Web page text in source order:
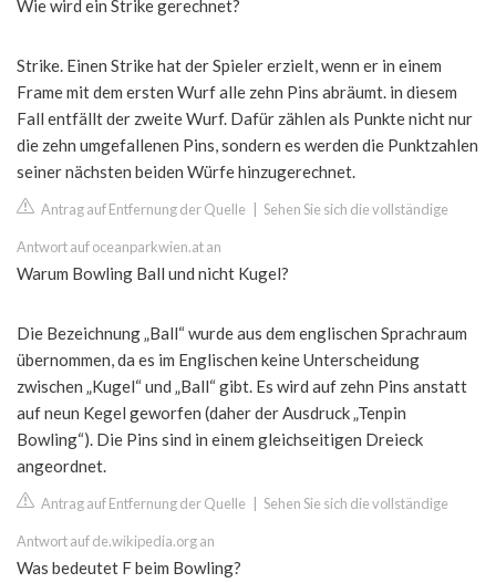
Wie wird ein Strike gerechnet?
Strike. Einen Strike hat der Spieler erzielt, wenn er in einem
Frame mit dem ersten Wurf alle zehn Pins abräumt. in diesem
Fall entfällt der zweite Wurf. Dafür zählen als Punkte nicht nur
die zehn umgefallenen Pins, sondern es werden die Punktzahlen
seiner nächsten beiden Würfe hinzugerechnet.
Antrag auf Entfernung der Quelle Sehen Sie sich die vollständige
Antwort auf oceanparkwien.at an
Warum Bowling Ball und nicht Kugel?
Die Bezeichnung „Ball“ wurde aus dem englischen Sprachraum
übernommen, da es im Englischen keine Unterscheidung
zwischen „Kugel“ und „Ball“ gibt. Es wird auf zehn Pins anstatt
auf neun Kegel geworfen (daher der Ausdruck „Tenpin
Bowling“). Die Pins sind in einem gleichseitigen Dreieck
angeordnet.
Antrag auf Entfernung der Quelle Sehen Sie sich die vollständige
Antwort auf de.wikipedia.org an
Was bedeutet F beim Bowling?